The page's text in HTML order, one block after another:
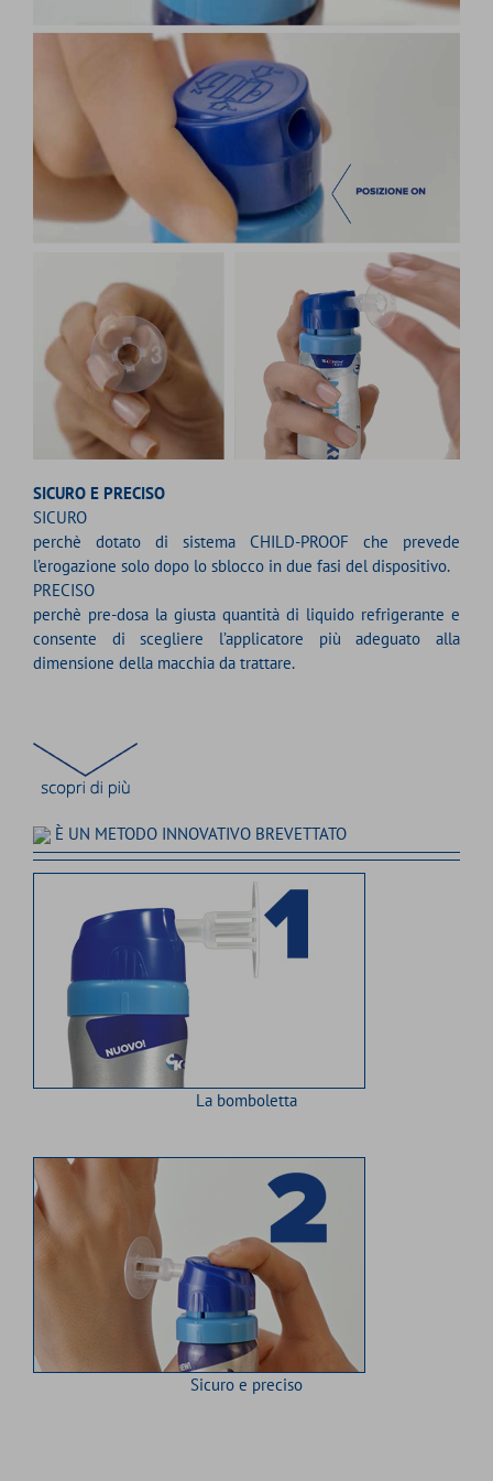
SICURO E PRECISO
SICURO
perchè dotato di sistema CHILD-PROOF che prevede
l’erogazione solo dopo lo sblocco in due fasi del dispositivo.
PRECISO
perchè pre-dosa la giusta quantità di liquido refrigerante e
consente di scegliere l’applicatore più adeguato alla
dimensione della macchia da trattare.
È UN METODO INNOVATIVO BREVETTATO
La bomboletta
Sicuro e preciso